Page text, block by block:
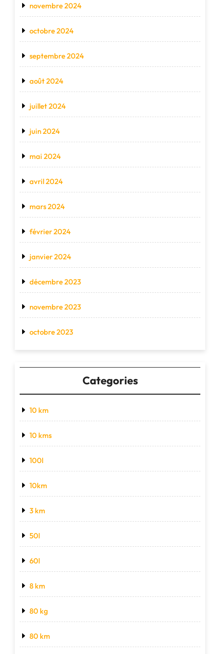
novembre 2024
octobre 2024
septembre 2024
août 2024
juillet 2024
juin 2024
mai 2024
avril 2024
mars 2024
février 2024
janvier 2024
décembre 2023
novembre 2023
octobre 2023
Categories
10 km
10 kms
100l
10km
3 km
50l
60l
8 km
80 kg
80 km